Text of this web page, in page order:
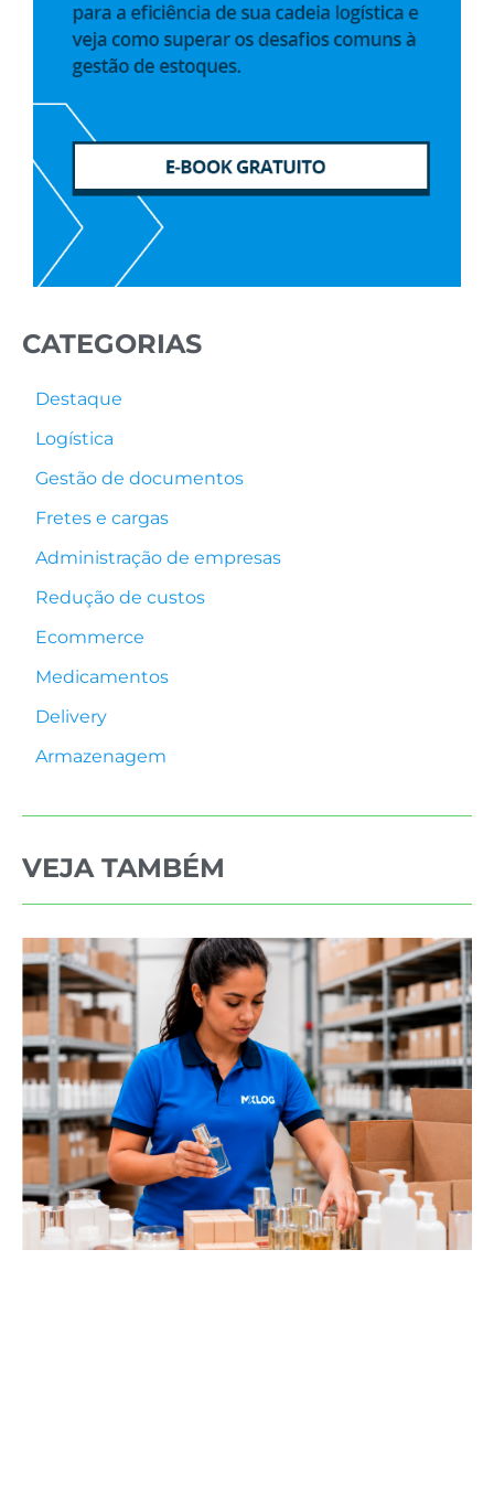
CATEGORIAS
Destaque
Logística
Gestão de documentos
Fretes e cargas
Administração de empresas
Redução de custos
Ecommerce
Medicamentos
Delivery
Armazenagem
VEJA TAMBÉM